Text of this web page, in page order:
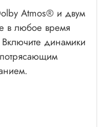
Atmos® и двум
в любое время
Включите динамики